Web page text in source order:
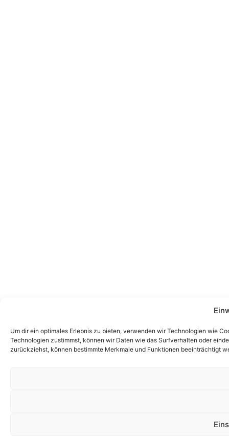
Um dir ein optimales Erlebnis zu bieten, verwenden wir Technologien wie
Technologien zustimmst, können wir Daten wie das Surfverhalten oder
zurückziehst, können bestimmte Merkmale und Funktionen beeinträchtigt